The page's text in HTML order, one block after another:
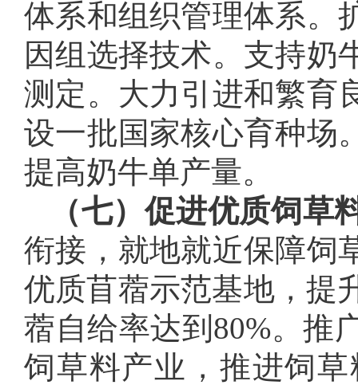
体系和组织管理体系。
因组选择技术。支持奶
测定。大力引进和繁育
设一批国家核心育种场
提高奶牛单产量。
（七）促进优质饲草
衔接，就地就近保障饲
优质苜蓿示范基地，提
蓿自给率达到80%。推
饲草料产业，推进饲